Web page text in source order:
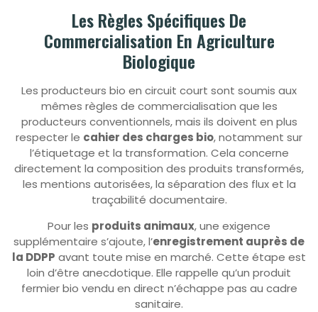
Les Règles Spécifiques De
Commercialisation En Agriculture
Biologique
Les producteurs bio en circuit court sont soumis aux
mêmes règles de commercialisation que les
producteurs conventionnels, mais ils doivent en plus
respecter le cahier des charges bio, notamment sur
l’étiquetage et la transformation. Cela concerne
directement la composition des produits transformés,
les mentions autorisées, la séparation des flux et la
traçabilité documentaire.
Pour les produits animaux, une exigence
supplémentaire s’ajoute, l’enregistrement auprès de
la DDPP avant toute mise en marché. Cette étape est
loin d’être anecdotique. Elle rappelle qu’un produit
fermier bio vendu en direct n’échappe pas au cadre
sanitaire.